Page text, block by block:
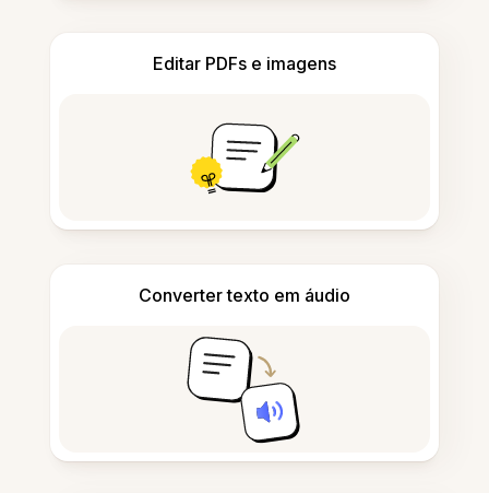
Editar PDFs e imagens
Converter texto em áudio